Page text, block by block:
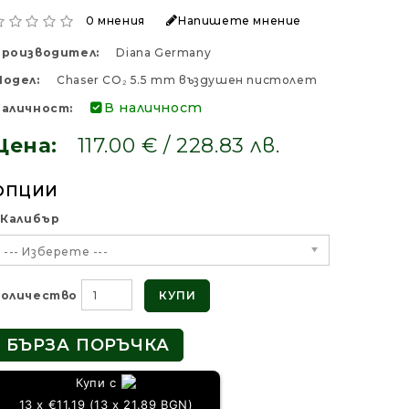
0 мнения Напишете мнение
Diana Germany
Chaser CO₂ 5.5 mm въздушен пистолет
В наличност
117.00 € / 228.83 лв.
Калибър
--- Изберете ---
КУПИ
БЪРЗА ПОРЪЧКА
Купи с
13 x €11.19 (13 x 21.89 BGN)